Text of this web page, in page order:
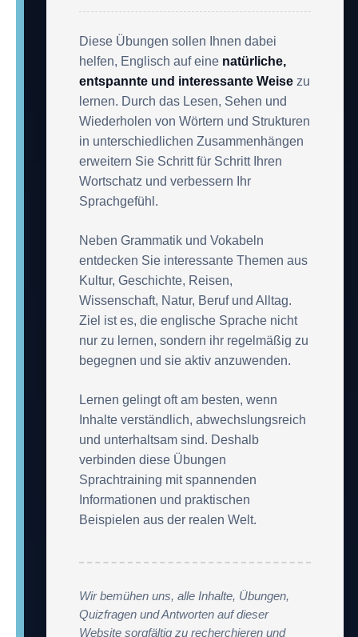
Diese Übungen sollen Ihnen dabei
helfen, Englisch auf eine natürliche,
entspannte und interessante Weise zu
lernen. Durch das Lesen, Sehen und
Wiederholen von Wörtern und Strukturen
in unterschiedlichen Zusammenhängen
erweitern Sie Schritt für Schritt Ihren
Wortschatz und verbessern Ihr
Sprachgefühl.
Neben Grammatik und Vokabeln
entdecken Sie interessante Themen aus
Kultur, Geschichte, Reisen,
Wissenschaft, Natur, Beruf und Alltag.
Ziel ist es, die englische Sprache nicht
nur zu lernen, sondern ihr regelmäßig zu
begegnen und sie aktiv anzuwenden.
Lernen gelingt oft am besten, wenn
Inhalte verständlich, abwechslungsreich
und unterhaltsam sind. Deshalb
verbinden diese Übungen
Sprachtraining mit spannenden
Informationen und praktischen
Beispielen aus der realen Welt.
Wir bemühen uns, alle Inhalte, Übungen,
Quizfragen und Antworten auf dieser
Website sorgfältig zu recherchieren und